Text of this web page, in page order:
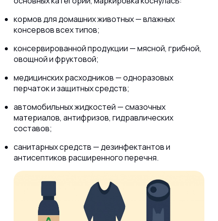
кормов для домашних животных — влажных
консервов всех типов;
консервированной продукции — мясной, грибной,
овощной и фруктовой;
медицинских расходников — одноразовых
перчаток и защитных средств;
автомобильных жидкостей — смазочных
материалов, антифризов, гидравлических
составов;
санитарных средств — дезинфектантов и
антисептиков расширенного перечня.